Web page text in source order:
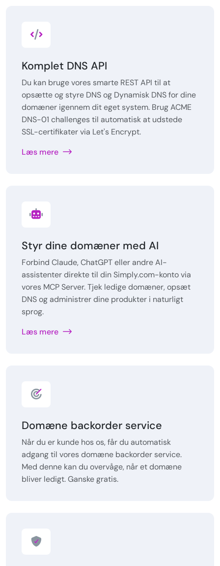
Komplet DNS API
Du kan bruge vores smarte REST API til at
opsætte og styre DNS og Dynamisk DNS for dine
domæner igennem dit eget system. Brug ACME
DNS-01 challenges til automatisk at udstede
SSL-certifikater via Let's Encrypt.
Læs mere
Styr dine domæner med AI
Forbind Claude, ChatGPT eller andre AI-
assistenter direkte til din Simply.com-konto via
vores MCP Server. Tjek ledige domæner, opsæt
DNS og administrer dine produkter i naturligt
sprog.
Læs mere
Domæne backorder service
Når du er kunde hos os, får du automatisk
adgang til vores domæne backorder service.
Med denne kan du overvåge, når et domæne
bliver ledigt. Ganske gratis.